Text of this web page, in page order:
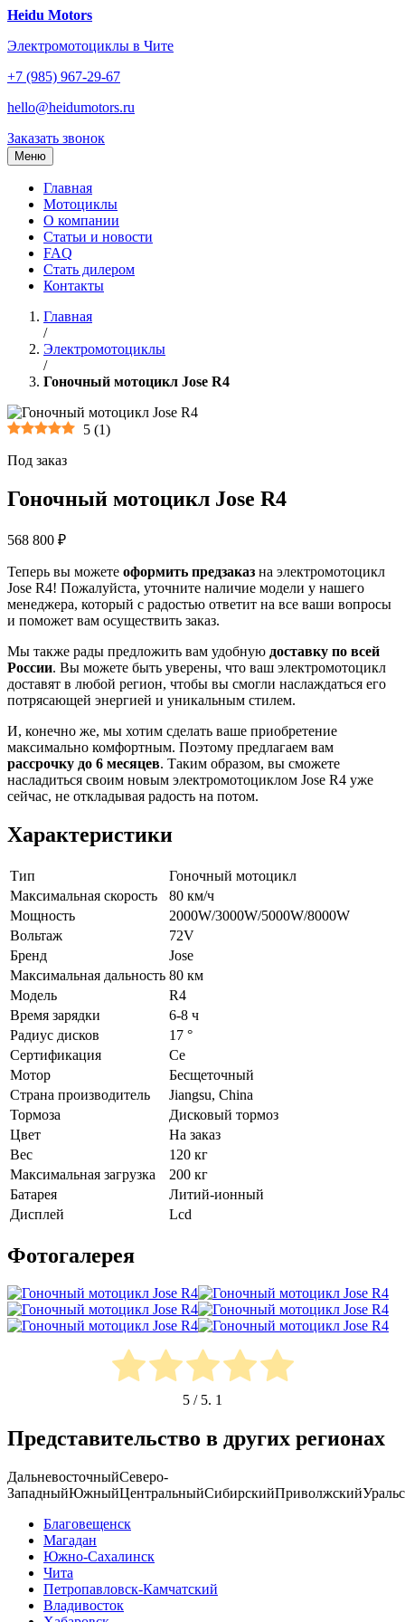
Перейти
содержанию
Heidu Motors
Электромотоциклы в Чите
+7 (985) 967-29-67
hello@heidumotors.ru
Заказать звонок
Меню
Главная
Мотоциклы
О компании
Статьи и новости
FAQ
Стать дилером
Контакты
Главная
/
Электромотоциклы
/
Гоночный мотоцикл Jose R4
5 (1)
Под заказ
Гоночный мотоцикл Jose R4
568 800 ₽
Теперь вы можете оформить предзаказ на электромотоцикл
Jose R4! Пожалуйста, уточните наличие модели у нашего
менеджера, который с радостью ответит на все ваши вопросы
и поможет вам осуществить заказ.
Мы также рады предложить вам удобную доставку по всей
России. Вы можете быть уверены, что ваш электромотоцикл
доставят в любой регион, чтобы вы смогли наслаждаться его
потрясающей энергией и уникальным стилем.
И, конечно же, мы хотим сделать ваше приобретение
максимально комфортным. Поэтому предлагаем вам
рассрочку до 6 месяцев. Таким образом, вы сможете
насладиться своим новым электромотоциклом Jose R4 уже
сейчас, не откладывая радость на потом.
Характеристики
Тип
Гоночный мотоцикл
Максимальная скорость
80 км/ч
Мощность
2000W/3000W/5000W/8000W
Вольтаж
72V
Бренд
Jose
Максимальная дальность 80 км
Модель
R4
Время зарядки
6-8 ч
Радиус дисков
17 °
Сертификация
Ce
Мотор
Бесщеточный
Страна производитель
Jiangsu, China
Тормоза
Дисковый тормоз
Цвет
На заказ
Вес
120 кг
Максимальная загрузка
200 кг
Батарея
Литий-ионный
Дисплей
Lcd
Фотогалерея
5 / 5. 1
Представительство в других регионах
ДальневосточныйСеверо-
ЗападныйЮжныйЦентральныйСибирскийПриволжский
Благовещенск
Магадан
Южно-Сахалинск
Чита
Петропавловск-Камчатский
Владивосток